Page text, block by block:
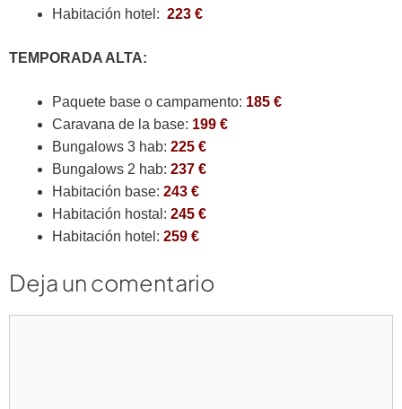
Habitación hotel: 223 €
TEMPORADA ALTA:
Paquete base o campamento: 185 €
Caravana de la base: 199 €
Bungalows 3 hab: 225 €
Bungalows 2 hab: 237 €
Habitación base: 243 €
Habitación hostal: 245 €
Habitación hotel: 259 €
Deja un comentario